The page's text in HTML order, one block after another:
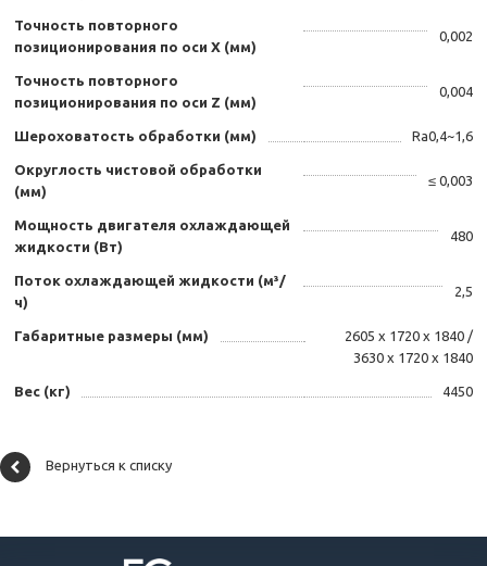
Точность повторного
позиционирования по оси X (мм)
0,002
Точность повторного
позиционирования по оси Z (мм)
0,004
Шероховатость обработки (мм) Ra0,4~1,6
Округлость чистовой обработки
(мм)
≤ 0,003
Мощность двигателя охлаждающей
жидкости (Вт)
480
Поток охлаждающей жидкости (м³/
ч)
2,5
Габаритные размеры (мм)
2605 х 1720 х 1840 /
3630 х 1720 х 1840
Вес (кг) 4450
Вернуться к списку